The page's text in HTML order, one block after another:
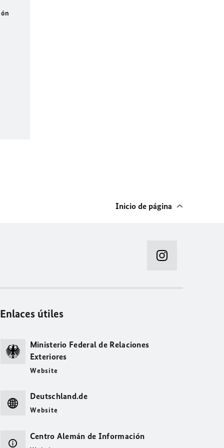
Inicio de página
Enlaces útiles
Ministerio Federal de Relaciones
Exteriores
Website
Deutschland.de
Website
Centro Alemán de Información